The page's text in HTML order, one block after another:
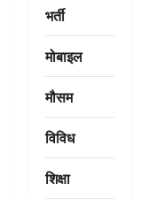
भर्ती
मोबाइल
मौसम
विविध
शिक्षा